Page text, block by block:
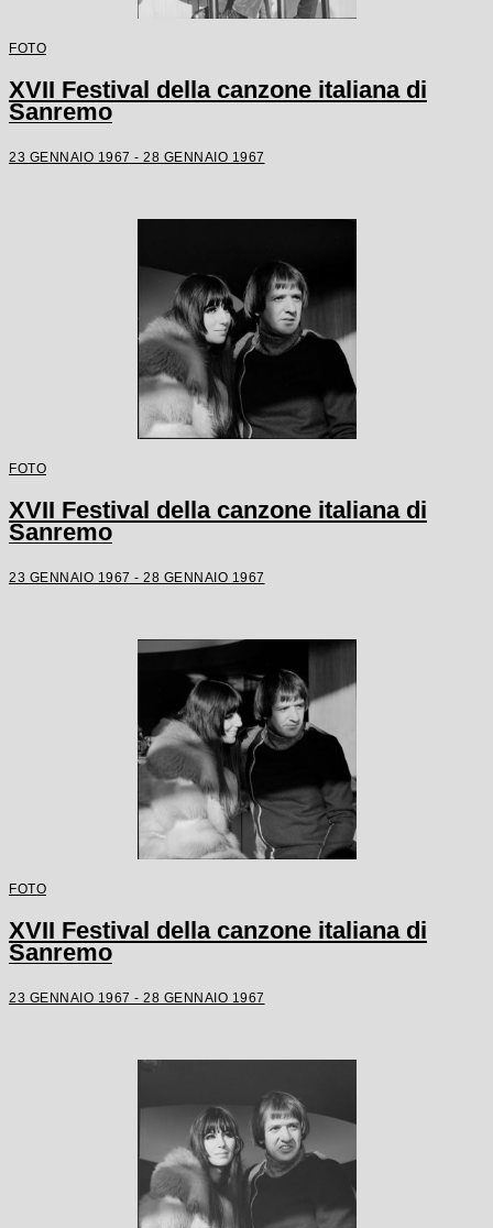
FOTO
XVII Festival della canzone italiana di
Sanremo
23 GENNAIO 1967 - 28 GENNAIO 1967
FOTO
XVII Festival della canzone italiana di
Sanremo
23 GENNAIO 1967 - 28 GENNAIO 1967
FOTO
XVII Festival della canzone italiana di
Sanremo
23 GENNAIO 1967 - 28 GENNAIO 1967